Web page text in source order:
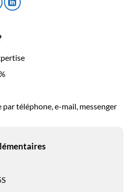
téléphone, e-mail, messenger